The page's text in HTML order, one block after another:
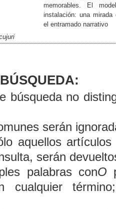
memorables. El
instalación: una mirada
el entramado narrativo
búsqueda no
serán
aquellos artículos
serán
palabras conO
cualquier